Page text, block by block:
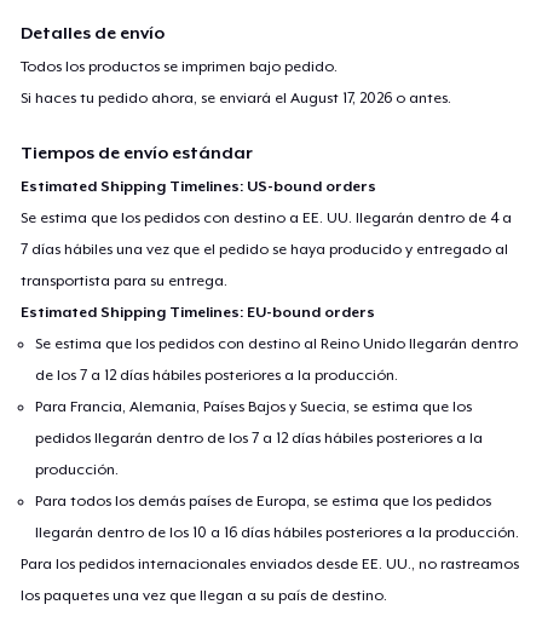
Detalles de envío
Todos los productos se imprimen bajo pedido.
Si haces tu pedido ahora, se enviará elAugust 17, 2026 o antes.
Tiempos de envío estándar
Estimated Shipping Timelines: US-bound orders
Se estima que los pedidos con destino a EE. UU. llegarán dentro de 4 a
7 días hábiles una vez que el pedido se haya producido y entregado al
transportista para su entrega.
Estimated Shipping Timelines: EU-bound orders
Se estima que los pedidos con destino al Reino Unido llegarán dentro
de los 7 a 12 días hábiles posteriores a la producción.
Para Francia, Alemania, Países Bajos y Suecia, se estima que los
pedidos llegarán dentro de los 7 a 12 días hábiles posteriores a la
producción.
Para todos los demás países de Europa, se estima que los pedidos
llegarán dentro de los 10 a 16 días hábiles posteriores a la producción.
Para los pedidos internacionales enviados desde EE. UU., no rastreamos
los paquetes una vez que llegan a su país de destino.